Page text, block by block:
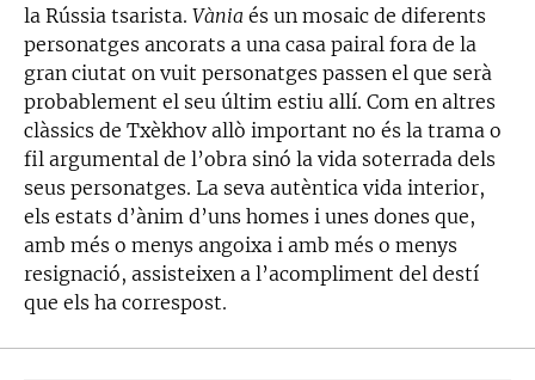
la Rússia tsarista. Vània és un mosaic de diferents
personatges ancorats a una casa pairal fora de la
gran ciutat on vuit personatges passen el que serà
probablement el seu últim estiu allí. Com en altres
clàssics de Txèkhov allò important no és la trama o
fil argumental de l’obra sinó la vida soterrada dels
seus personatges. La seva autèntica vida interior,
els estats d’ànim d’uns homes i unes dones que,
amb més o menys angoixa i amb més o menys
resignació, assisteixen a l’acompliment del destí
que els ha correspost.